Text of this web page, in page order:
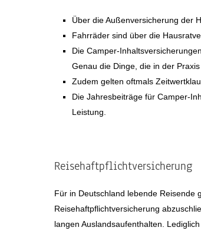
Über die Außenversicherung der
Fahrräder sind über die
Die Camper-
Genau die Dinge, die in der
Zudem gelten oftmals
Die Jahresbeiträge für Camper-
Leistung.
Reisehaftpflichtversicherung
Für in Deutschland lebende Reisende
Reisehaftpflichtversicherung
langen Auslandsaufenthalten.